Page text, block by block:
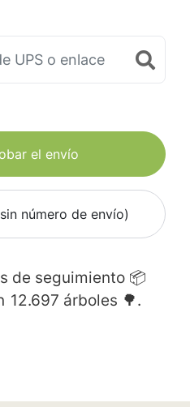
el envío
número de envío)
de seguimiento 📦
12.697 árboles 🌳.